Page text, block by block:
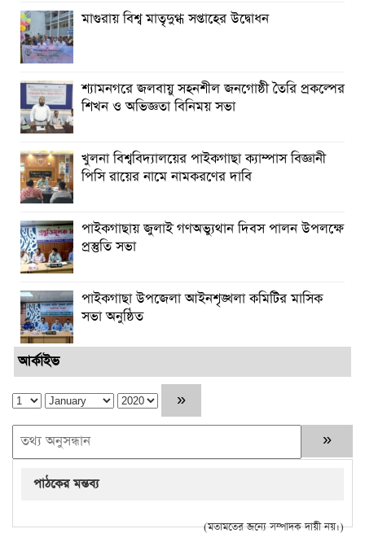
মাগুরায় বিশ্ব মাতৃদুগ্ধ সপ্তাহের উদ্বোধন
শ্যামনগরে জলবায়ু সহনশীল জনগোষ্ঠী তৈরি প্রকল্পের
শিখন ও অভিজ্ঞতা বিনিময় সভা
খুলনা বিশ্ববিদ্যালয়ের পাইকগাছা ক্যাম্পাস বিজ্ঞানী
পিসি রায়ের নামে নামকরণের দাবি
পাইকগাছায় জুলাই গণঅভ্যুথান দিবস পালন উপলক্ষে
প্রস্তুতি সভা
পাইকগাছা উপজেলা আইনশৃঙ্খলা কমিটির মাসিক
সভা অনুষ্ঠিত
আর্কাইভ
পাঠকের মন্তব্য
(মতামতের জন্যে সম্পাদক দায়ী নয়।)